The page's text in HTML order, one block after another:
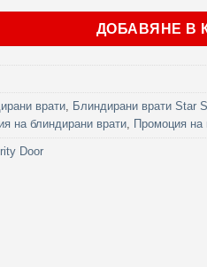
ДОБАВЯНЕ В
врати Блиндирани врати Star
на блиндирани врати Промоция на
Door